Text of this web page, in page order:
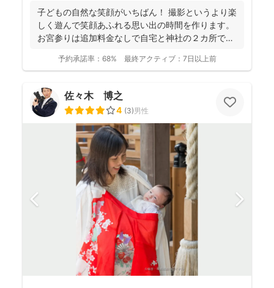
子どもの自然な笑顔がいちばん！ 撮影というより楽
しく遊んで笑顔あふれる思い出の時間を作ります。
お宮参りは追加料金なしで自宅と神社の２カ所で撮
予約承諾率： 68% 最終アクティブ： 7日以上前
佐々木 博之
4 (3)男性